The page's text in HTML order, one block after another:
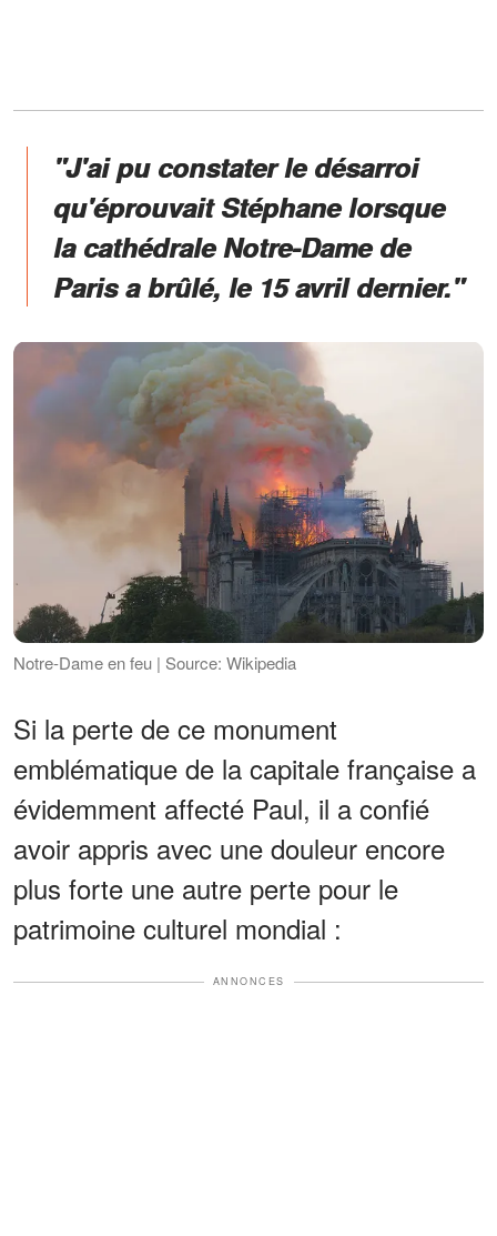
"J'ai pu constater le désarroi
qu'éprouvait Stéphane lorsque
la cathédrale Notre-Dame de
Paris a brûlé, le 15 avril dernier."
Notre-Dame en feu | Source: Wikipedia
Si la perte de ce monument
emblématique de la capitale française a
évidemment affecté Paul, il a confié
avoir appris avec une douleur encore
plus forte une autre perte pour le
patrimoine culturel mondial :
ANNONCES